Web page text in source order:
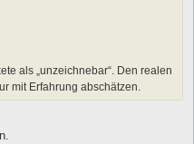
als „unzeichnebar“. Den realen
mit Erfahrung abschätzen.